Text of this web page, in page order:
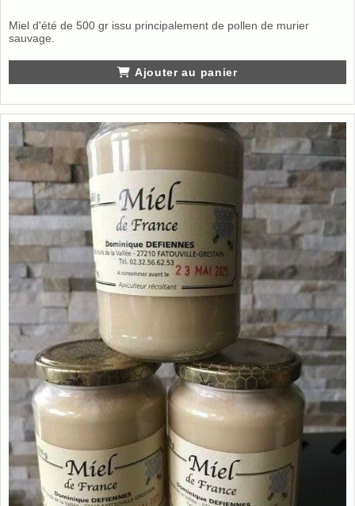
Miel d'été de 500 gr issu principalement de pollen de murier
sauvage.
Ajouter au panier